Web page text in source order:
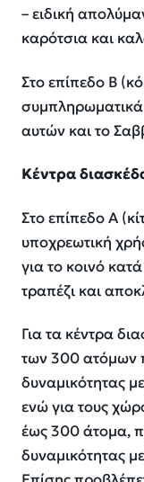
– ειδική
καρότσια και
Στο επίπεδο Β
συμπληρωματικά
αυτών και το
Κέντρα
Στο επίπεδο Α
υποχρεωτική
για το κοινό
τραπέζι και
Για τα κέντρα
των 300 ατόμων
δυναμικότητας
ενώ για τους
έως 300 άτομα,
δυναμικότητας